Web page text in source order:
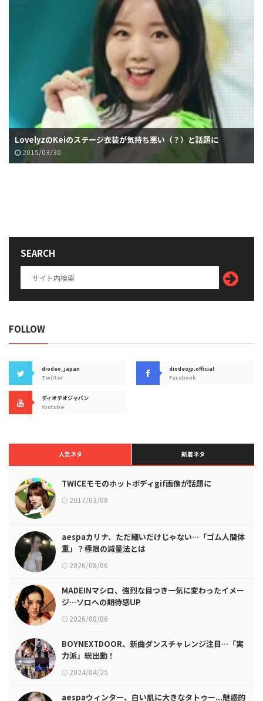
LovelyzのKeiのステージ衣装が気持ち悪い（？）と話題に
2015/03/30
SEARCH
FOLLOW
diodeo_japan
Twitter
diodeojp.official
Facebook
ディオデオジャパン
Youtube
人気ネタ 新着ネタ
TWICEモモのホットボディgif画像が話題に
2017/03/08
aespaカリナ、ただ細いだけじゃない…「ゴム人間体
重」？極限の減量法とは
2026/08/06
MADEINマシロ、強烈な目つき一気に変わったイメー
ジ…ソロへの期待感UP
2026/08/06
BOYNEXTDOOR、新曲ダンスチャレンジ注目…「実
力派」総出動！
2024/04/25
aespaウィンター、白い肌に大きなタトゥー...魅惑的